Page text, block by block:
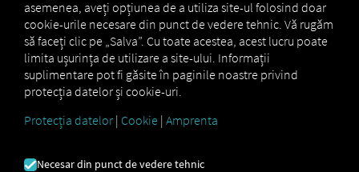
MAN
ÎMBARCAREA
CAMIOANELOR
asemenea, aveți opțiunea de a utiliza site-ul folosind doar
cookie-urile necesare din punct de vedere tehnic. Vă rugăm
să faceți clic pe „Salva”. Cu toate acestea, acest lucru poate
limita ușurința de utilizare a site-ului. Informații
suplimentare pot fi găsite în paginile noastre privind
protecția datelor și cookie-uri.
Protecția datelor | Cookie | Amprenta
Necesar din punct de vedere tehnic